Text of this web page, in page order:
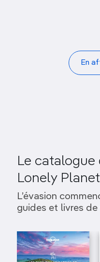
En
Le
Lonely Planet
L’évasion
guides et livres de